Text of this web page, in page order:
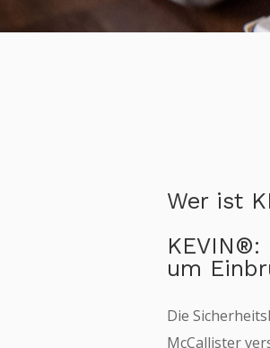
Wer ist
KEVIN®:
um
Die
McCallister
2020 ®Mitipi AG all